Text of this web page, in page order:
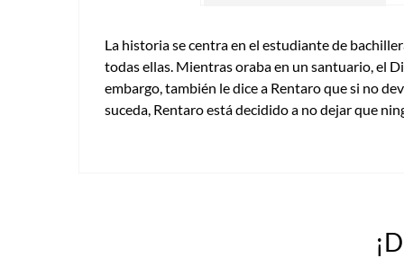
La historia se centra en el estudiante de
todas ellas. Mientras oraba en un santuario, el
embargo, también le dice a Rentaro que si no
suceda, Rentaro está decidido a no dejar que